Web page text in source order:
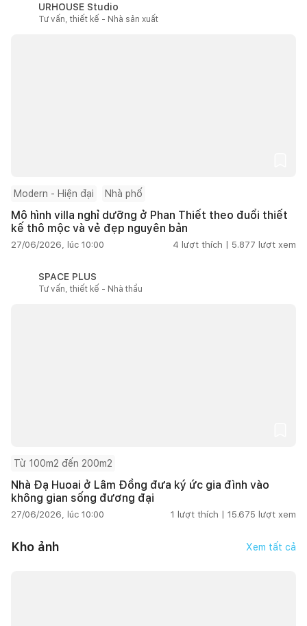
URHOUSE Studio
Tư vấn, thiết kế - Nhà sản xuất
Modern - Hiện đại Nhà phố
Mô hình villa nghỉ dưỡng ở Phan Thiết theo đuổi thiết
kế thô mộc và vẻ đẹp nguyên bản
27/06/2026, lúc 10:00 4 lượt thích | 5.877 lượt xem
SPACE PLUS
Tư vấn, thiết kế - Nhà thầu
Từ 100m2 đến 200m2
Nhà Đạ Huoai ở Lâm Đồng đưa ký ức gia đình vào
không gian sống đương đại
27/06/2026, lúc 10:00 1 lượt thích | 15.675 lượt xem
Kho ảnh Xem tất cả